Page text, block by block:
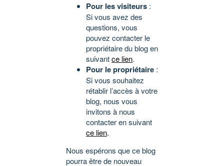
Pour les visiteurs :
Si vous avez des
questions, vous
pouvez contacter le
propriétaire du blog en
suivantce lien.
Pour le propriétaire :
Si vous souhaitez
rétablir l’accès à votre
blog, nous vous
invitons à nous
contacter en suivant
ce lien.
Nous espérons que ce blog
pourra être de nouveau